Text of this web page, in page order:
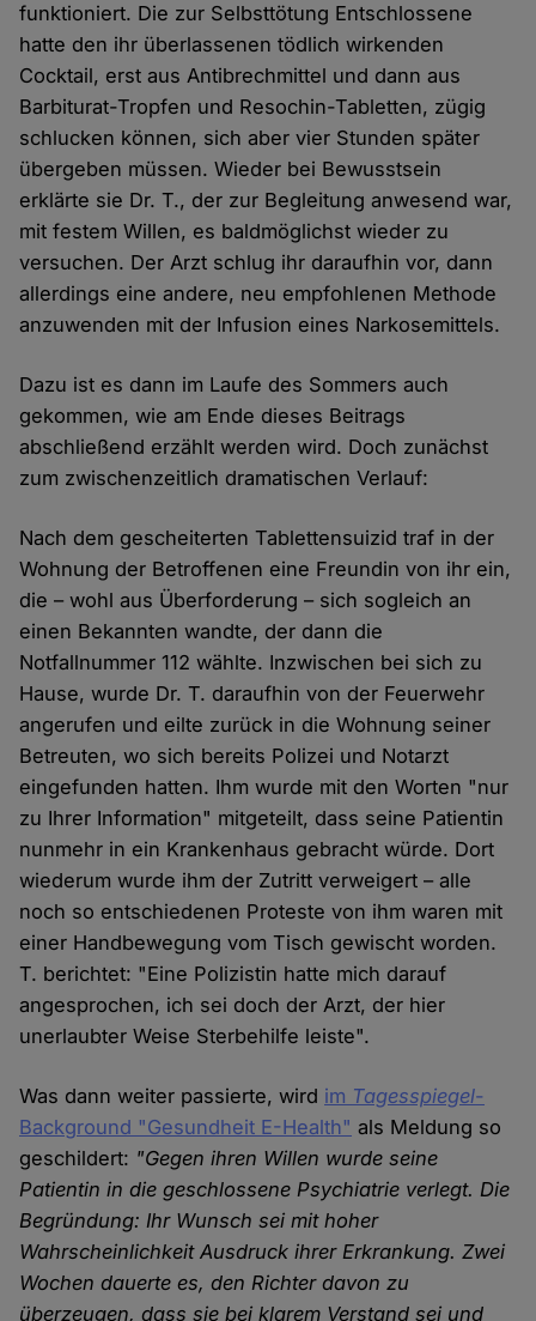
funktioniert. Die zur Selbsttötung Entschlossene
hatte den ihr überlassenen tödlich wirkenden
Cocktail, erst aus Antibrechmittel und dann aus
Barbiturat-Tropfen und Resochin-Tabletten, zügig
schlucken können, sich aber vier Stunden später
übergeben müssen. Wieder bei Bewusstsein
erklärte sie Dr. T., der zur Begleitung anwesend war,
mit festem Willen, es baldmöglichst wieder zu
versuchen. Der Arzt schlug ihr daraufhin vor, dann
allerdings eine andere, neu empfohlenen Methode
anzuwenden mit der Infusion eines Narkosemittels.
Dazu ist es dann im Laufe des Sommers auch
gekommen, wie am Ende dieses Beitrags
abschließend erzählt werden wird. Doch zunächst
zum zwischenzeitlich dramatischen Verlauf:
Nach dem gescheiterten Tablettensuizid traf in der
Wohnung der Betroffenen eine Freundin von ihr ein,
die – wohl aus Überforderung – sich sogleich an
einen Bekannten wandte, der dann die
Notfallnummer 112 wählte. Inzwischen bei sich zu
Hause, wurde Dr. T. daraufhin von der Feuerwehr
angerufen und eilte zurück in die Wohnung seiner
Betreuten, wo sich bereits Polizei und Notarzt
eingefunden hatten. Ihm wurde mit den Worten "nur
zu Ihrer Information" mitgeteilt, dass seine Patientin
nunmehr in ein Krankenhaus gebracht würde. Dort
wiederum wurde ihm der Zutritt verweigert – alle
noch so entschiedenen Proteste von ihm waren mit
einer Handbewegung vom Tisch gewischt worden.
T. berichtet: "Eine Polizistin hatte mich darauf
angesprochen, ich sei doch der Arzt, der hier
unerlaubter Weise Sterbehilfe leiste".
Was dann weiter passierte, wird im Tagesspiegel-
Background "Gesundheit E-Health" als Meldung so
geschildert: "Gegen ihren Willen wurde seine
Patientin in die geschlossene Psychiatrie verlegt. Die
Begründung: Ihr Wunsch sei mit hoher
Wahrscheinlichkeit Ausdruck ihrer Erkrankung. Zwei
Wochen dauerte es, den Richter davon zu
überzeugen, dass sie bei klarem Verstand sei und